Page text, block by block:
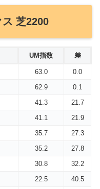
芝2200
UM指数 差
63.0
0.0
62.9
0.1
41.3
21.7
41.1
21.9
35.7
27.3
35.2
27.8
30.8
32.2
22.5
40.5